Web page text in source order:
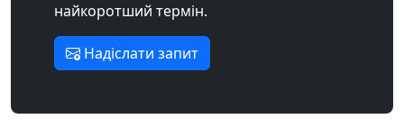
найкоротший термін.
Надіслати запит